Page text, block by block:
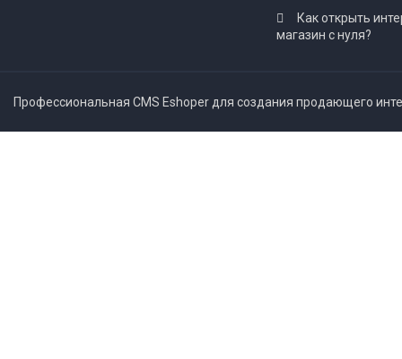
Как открыть
магазин с нуля?
Профессиональная CMS Eshoper для создания продающего